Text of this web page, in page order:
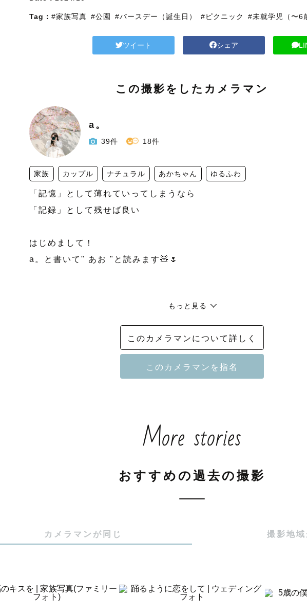
Tag： #家族写真 #公園 #バースデー（誕生日） #ピクニック #未就学児（〜6
ツイート シェア
この撮影をしたカメラマン
a。
39件 18件
家族 カップル ナチュラル あかちゃん ゆるふわ
「記憶」として薄れていってしまうなら
「記録」として残せば良い
はじめまして！
a。と書いて" あお "と読みます🧸🌷
------------------------------------
2.　撮影地域について
✼••┈┈┈┈┈┈┈┈┈┈┈┈┈┈┈┈••✼
昔からどんな機械でも友人ばかり撮っていました
「結婚式の写真を残すならがa。が良い」
もっと見る
このカメラマンについて詳しく
More stories
おすすめの過去の撮影
カメラマンが同じ 撮影地域